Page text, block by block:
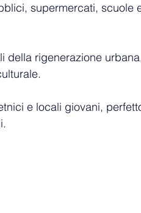
supermercati, scuole
della rigenerazione
e locali giovani,